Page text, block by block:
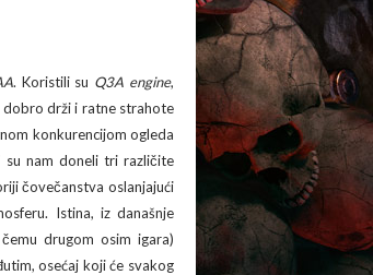
. Koristili su Q3A engine,
dobro drži i ratne strahote
konkurencijom ogleda
su nam doneli tri različite
čovečanstva oslanjajući
Istina, iz današnje
drugom osim igara)
osećaj koji će svakog